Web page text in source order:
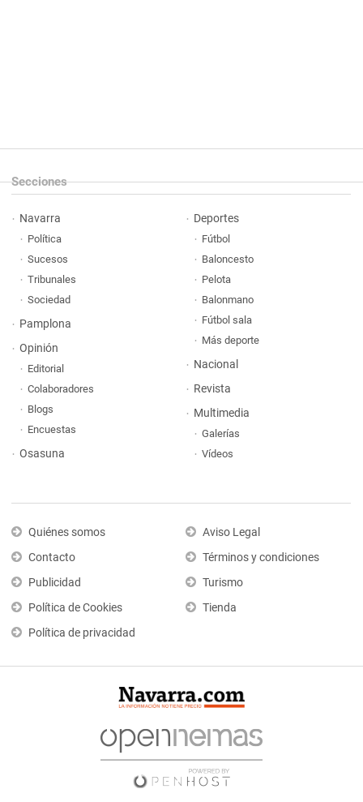
Secciones
Navarra
Política
Sucesos
Tribunales
Sociedad
Pamplona
Opinión
Editorial
Colaboradores
Blogs
Encuestas
Osasuna
Deportes
Fútbol
Baloncesto
Pelota
Balonmano
Fútbol sala
Más deporte
Nacional
Revista
Multimedia
Galerías
Vídeos
Quiénes somos
Contacto
Publicidad
Política de Cookies
Política de privacidad
Aviso Legal
Términos y condiciones
Turismo
Tienda